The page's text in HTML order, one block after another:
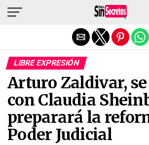
LIBRE EXPRESIÓN
Arturo Zaldivar,
con Claudia
preparará la
Poder Judicial
Salir de la versión